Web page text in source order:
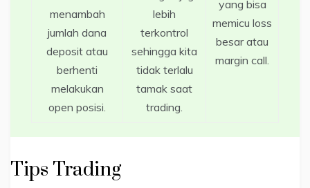
menambah
jumlah dana
deposit atau
berhenti
melakukan
open posisi.
lebih
terkontrol
sehingga kita
tidak terlalu
tamak saat
trading.
yang bisa
memicu loss
besar atau
margin call.
Tips Trading